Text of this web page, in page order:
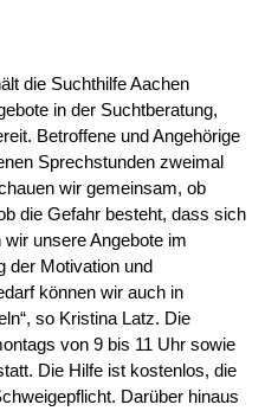
die Suchthilfe Aachen
in der Suchtberatung,
Betroffene und Angehörige
Sprechstunden zweimal
wir gemeinsam, ob
die Gefahr besteht, dass sich
unsere Angebote im
der Motivation und
können wir auch in
so Kristina Latz. Die
von 9 bis 11 Uhr sowie
Die Hilfe ist kostenlos, die
Darüber hinaus